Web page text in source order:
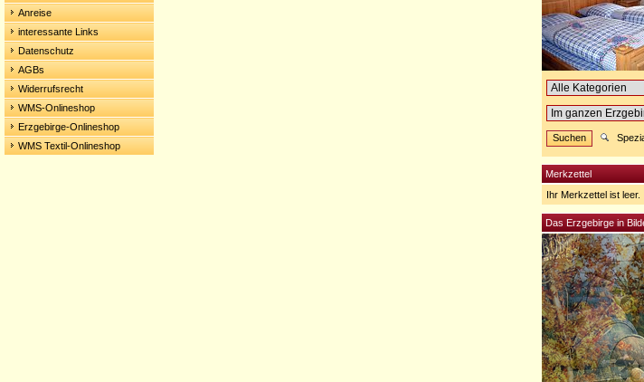
Anreise
interessante Links
Datenschutz
AGBs
Widerrufsrecht
WMS-Onlineshop
Erzgebirge-Onlineshop
WMS Textil-Onlineshop
Merkzettel
Ihr Merkzettel ist leer.
Das Erzgebirge in